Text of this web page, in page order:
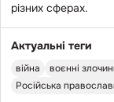
різних сферах.
Актуальні теги
війна воєнні
Російська